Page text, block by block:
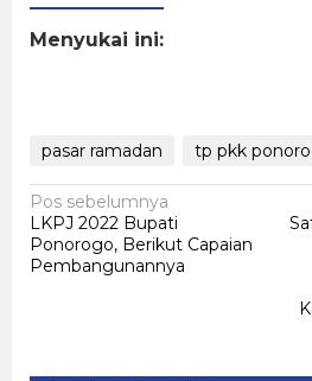
Menyukai ini:
pasar ramadan tp pkk
Navigasi
pos
Pos sebelumnya
LKPJ 2022 Bupati
Ponorogo, Berikut Capaian
Pembangunannya